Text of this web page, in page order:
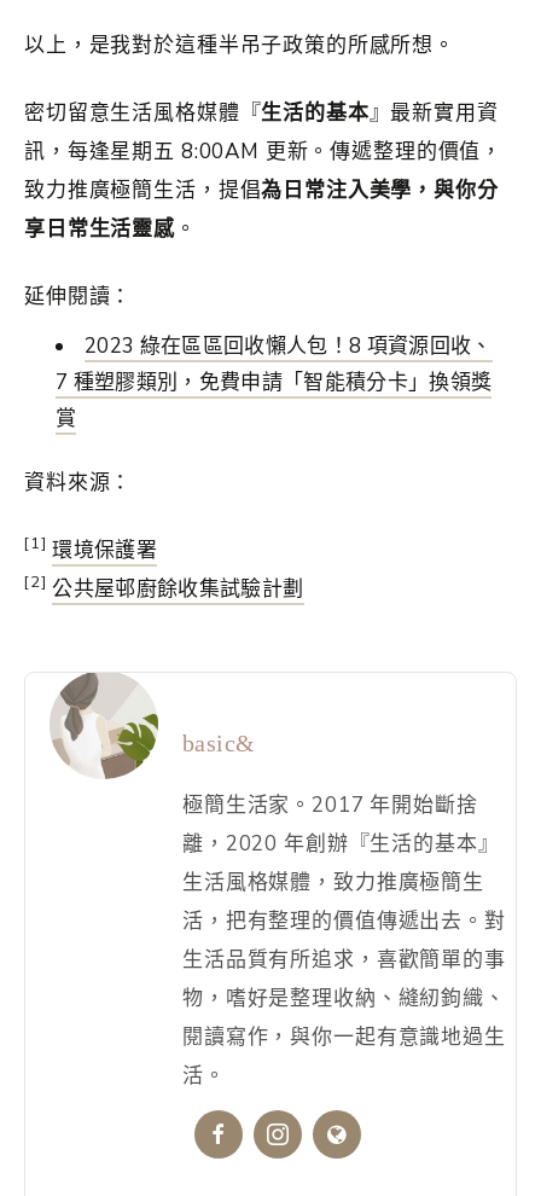
以上，是我對於這種半吊子政策的所感所想。
密切留意生活風格媒體『生活的基本』最新實用資
訊，每逢星期五 8:00AM 更新。傳遞整理的價值，
致力推廣極簡生活，提倡為日常注入美學，與你分
享日常生活靈感。
延伸閱讀：
2023 綠在區區回收懶人包！8 項資源回收、
7 種塑膠類別，免費申請「智能積分卡」換領獎
賞
資料來源：
[1] 環境保護署
[2] 公共屋邨廚餘收集試驗計劃
basic&
極簡生活家。2017 年開始斷捨
離，2020 年創辦『生活的基本』
生活風格媒體，致力推廣極簡生
活，把有整理的價值傳遞出去。對
生活品質有所追求，喜歡簡單的事
物，嗜好是整理收納、縫紉鉤織、
閱讀寫作，與你一起有意識地過生
活。